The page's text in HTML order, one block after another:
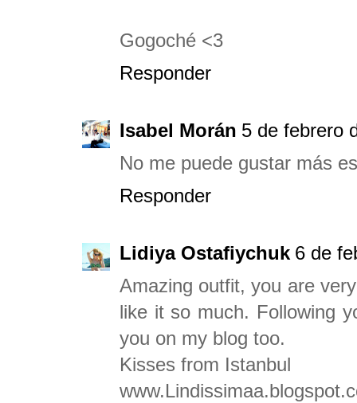
Gogoché <3
Responder
Isabel Morán 5 de febrero
No me puede gustar más
Responder
Lidiya Ostafiychuk 6 de
Amazing outfit, you are
like it so much. Following
you on my blog too.
Kisses from Istanbul